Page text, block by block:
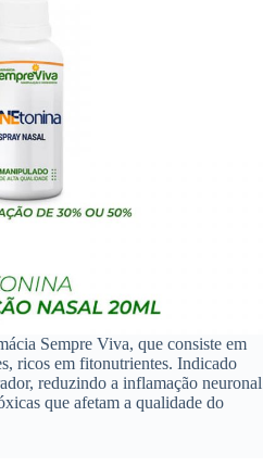
Sempre Viva, que consiste em
ricos em fitonutrientes. Indicado
reduzindo a inflamação neuronal
que afetam a qualidade do